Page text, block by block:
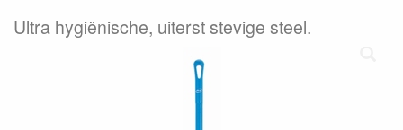
Ultra hygiënische, uiterst stevige steel.